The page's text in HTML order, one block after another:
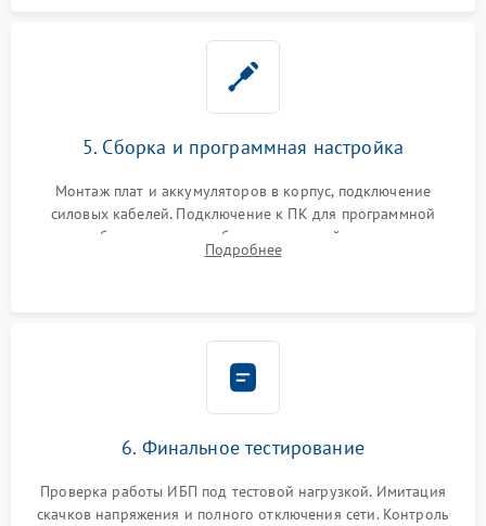
5. Сборка и программная настройка
Монтаж плат и аккумуляторов в корпус, подключение
силовых кабелей. Подключение к ПК для программной
калибровки констант батареи, настройки порогов
срабатывания AVR и сброса счетчиков старения АКБ.
Подробнее
6. Финальное тестирование
Проверка работы ИБП под тестовой нагрузкой. Имитация
скачков напряжения и полного отключения сети. Контроль